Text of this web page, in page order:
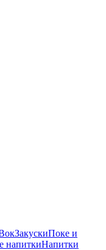
ЗакускиПоке и
напиткиНапитки